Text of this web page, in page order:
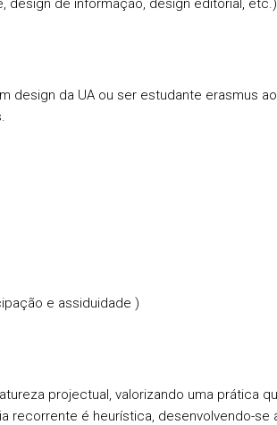
design de informação, design editorial,
design da UA ou ser estudante erasmus ao
e assiduidade )
projectual, valorizando uma prática
recorrente é heurística, desenvolvendo-se